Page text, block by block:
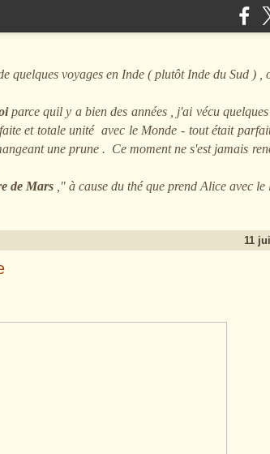
voyages en Inde ( plutôt Inde du Sud ) ,
parce quil y a bien des années , j'ai vécu
et totale unité avec le Monde - tout était
une prune . Ce moment ne s'est jamais
de Mars ," à cause du thé que prend Alice avec
11